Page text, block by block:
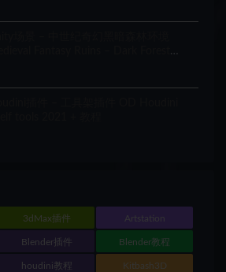
3dMax插件 Artstation
Blender插件 Blender教程
houdini教程 Kitbash3D